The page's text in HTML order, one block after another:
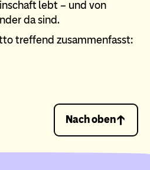
lebt – und von
da sind.
treffend zusammenfasst:
Nach oben